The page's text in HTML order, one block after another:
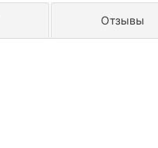
Отзывы